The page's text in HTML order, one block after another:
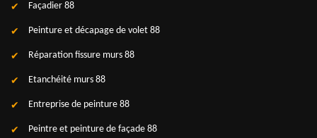
Façadier 88
Peinture et décapage de volet 88
Réparation fissure murs 88
Etanchéité murs 88
Entreprise de peinture 88
Peintre et peinture de façade 88